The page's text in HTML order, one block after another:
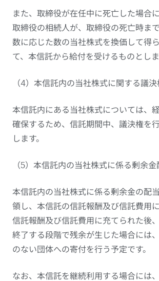
また、取締役が在任中に死亡した場合
取締役の相続人が、取締役の死亡時ま
数に応じた数の当社株式を換価して得
て、本信託から給付を受けるものとしま
（4）本信託内の当社株式に関する議決
本信託内にある当社株式については、
確保するため、信託期間中、議決権を
します。
（5）本信託内の当社株式に係る剰余
本信託内の当社株式に係る剰余金の配
領し、本信託の信託報酬及び信託費用に
信託報酬及び信託費用に充てられた後
終了する段階で残余が生じた場合には
のない団体への寄付を行う予定です。
なお、本信託を継続利用する場合には